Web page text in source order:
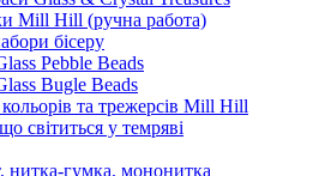
Mill Hill (ручна работа)
бісеру
Pebble Beads
Bugle Beads
та трежерсів Mill Hill
світиться у темряві
нитка-гумка, мононитка